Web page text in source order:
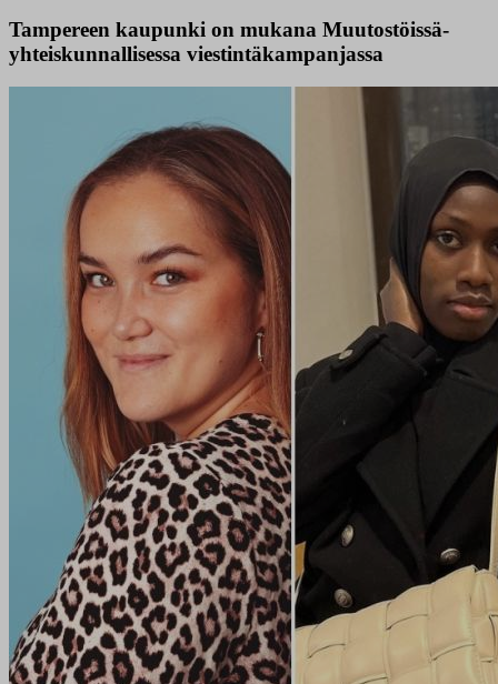
Tampereen kaupunki on mukana Muutostöissä-
yhteiskunnallisessa viestintäkampanjassa